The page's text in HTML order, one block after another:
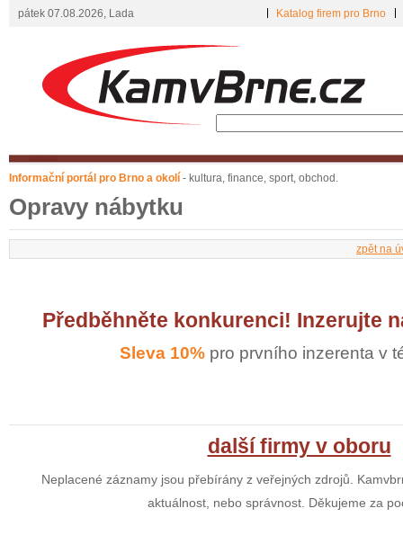
Informační portál pro Brno a okolí - kultura, finance, sport, obchod.
Katalog firem pro Brno
pátek 07.08.2026, Lada
Opravy nábytku
zpět na
Předběhněte konkurenci! Inzerujte
Sleva 10%pro prvního inzerenta v
další firmy v oboru
Neplacené záznamy jsou přebírány z veřejných zdrojů.
aktuálnost, nebo správnost. Děkujeme za